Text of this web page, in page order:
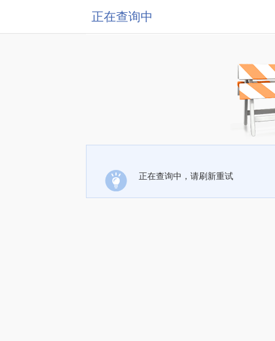
正在查询中
正在查询中，请刷新重试